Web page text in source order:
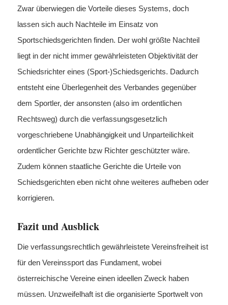
Zwar überwiegen die Vorteile dieses Systems, doch
lassen sich auch Nachteile im Einsatz von
Sportschiedsgerichten finden. Der wohl größte Nachteil
liegt in der nicht immer gewährleisteten Objektivität der
Schiedsrichter eines (Sport-)Schiedsgerichts. Dadurch
entsteht eine Überlegenheit des Verbandes gegenüber
dem Sportler, der ansonsten (also im ordentlichen
Rechtsweg) durch die verfassungsgesetzlich
vorgeschriebene Unabhängigkeit und Unparteilichkeit
ordentlicher Gerichte bzw Richter geschützter wäre.
Zudem können staatliche Gerichte die Urteile von
Schiedsgerichten eben nicht ohne weiteres aufheben oder
korrigieren.
Fazit und Ausblick
Die verfassungsrechtlich gewährleistete Vereinsfreiheit ist
für den Vereinssport das Fundament, wobei
österreichische Vereine einen ideellen Zweck haben
müssen. Unzweifelhaft ist die organisierte Sportwelt von